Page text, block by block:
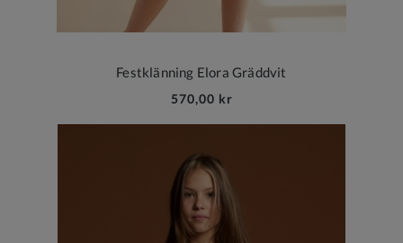
Festklänning Elora Gräddvit
570,00 kr